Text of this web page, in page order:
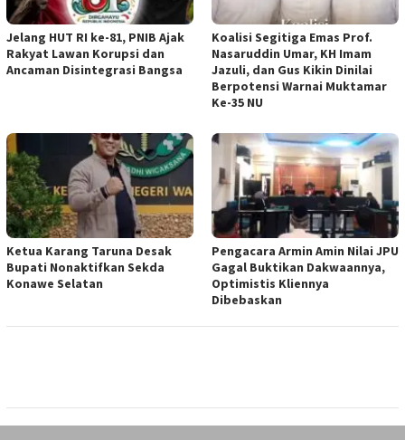
Jelang HUT RI ke-81, PNIB Ajak
Rakyat Lawan Korupsi dan
Ancaman Disintegrasi Bangsa
Koalisi Segitiga Emas Prof.
Nasaruddin Umar, KH Imam
Jazuli, dan Gus Kikin Dinilai
Berpotensi Warnai Muktamar
Ke-35 NU
Ketua ‎Karang Taruna Desak
Bupati Nonaktifkan Sekda
Konawe Selatan
‎Pengacara Armin Amin Nilai JPU
Gagal Buktikan Dakwaannya,
Optimistis Kliennya
Dibebaskan